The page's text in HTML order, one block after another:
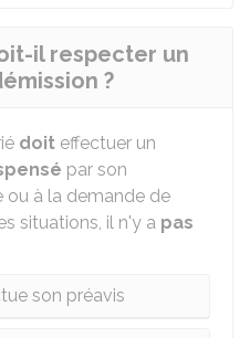
il respecter un
?
doit effectuer un
par son
ou à la demande de
situations, il n'y a pas
son préavis